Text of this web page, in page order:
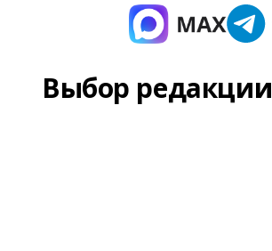
Выбор редакции